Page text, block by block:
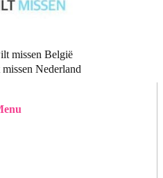
missen België
Nederland